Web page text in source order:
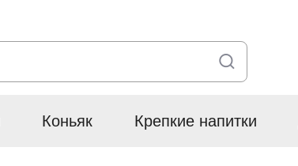
Коньяк Крепкие напитки